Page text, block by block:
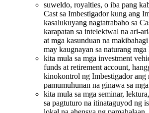
suweldo, royalties, o iba pang
Cast sa Imbestigador kung ang
kasalukuyang nagtatrabaho sa
karapatan sa intelektwal na ari-
at mga kasunduan na
may kaugnayan sa naturang mga
kita mula sa mga investment
funds at retirement account,
kinokontrol ng Imbestigador ang
pamumuhunan na ginawa sa
kita mula sa mga seminar,
sa pagtuturo na itinataguyod ng